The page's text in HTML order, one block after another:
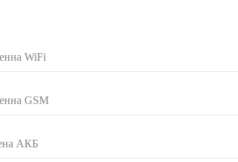
WiFi
GSM
АКБ